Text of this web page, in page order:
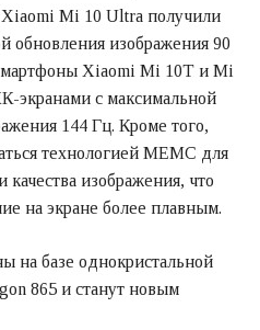
Mi 10 Ultra получили
обновления изображения 90
Xiaomi Mi 10T и Mi
экранами с максимальной
144 Гц. Кроме того,
технологией MEMC для
изображения, что
на экране более плавным.
на базе однокристальной
865 и станут новым